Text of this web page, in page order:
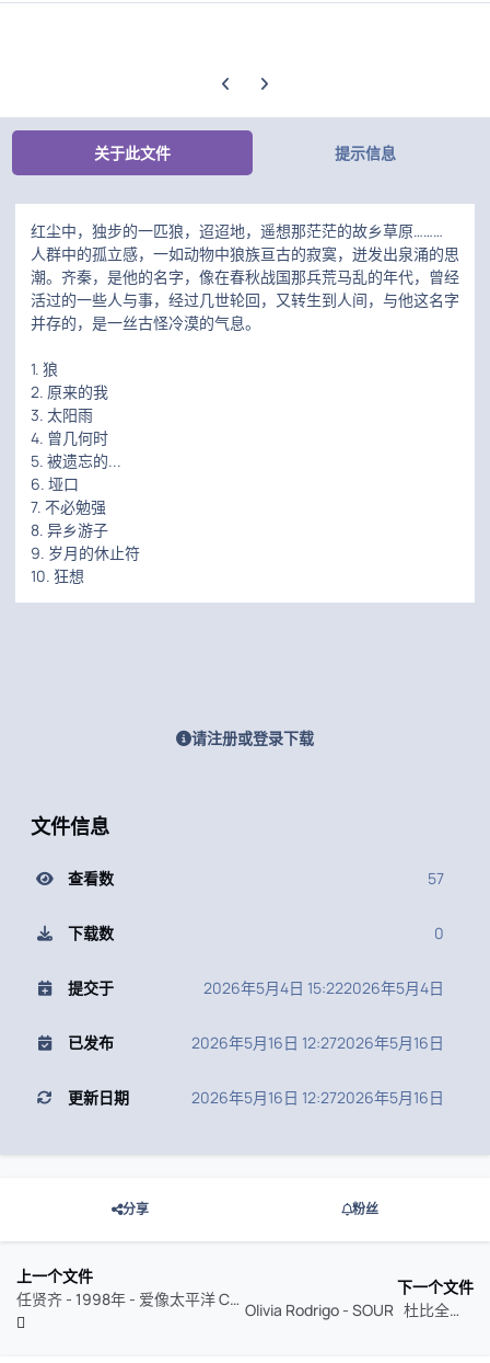
上一张轮播幻灯片
下一张轮播幻灯片
关于此文件 提示信息
红尘中，独步的一匹狼，迢迢地，遥想那茫茫的故乡草原………
人群中的孤立感，一如动物中狼族亘古的寂寞，迸发出泉涌的思
潮。齐秦，是他的名字，像在春秋战国那兵荒马乱的年代，曾经
活过的一些人与事，经过几世轮回，又转生到人间，与他这名字
并存的，是一丝古怪冷漠的气息。
1. 狼
2. 原来的我
3. 太阳雨
4. 曾几何时
5. 被遗忘的...
6. 垭口
7. 不必勉强
8. 异乡游子
9. 岁月的休止符
10. 狂想
请注册或登录下载
文件信息
查看数 57
下载数 0
提交于 2026年5月4日 15:222026年5月4日
已发布 2026年5月16日 12:272026年5月16日
更新日期 2026年5月16日 12:272026年5月16日
分享 粉丝
上一个文件
任贤齐 - 1998年 - 爱像太平洋 CD1
下一个文件
Olivia Rodrigo - SOUR 杜比全景声